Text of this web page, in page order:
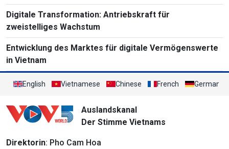
Digitale Transformation: Antriebskraft für
zweistelliges Wachstum
Entwicklung des Marktes für digitale Vermögenswerte
in Vietnam
English Vietnamese Chinese French German
Auslandskanal
Der Stimme Vietnams
Direktorin: Pho Cam Hoa